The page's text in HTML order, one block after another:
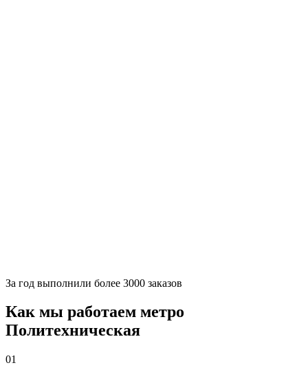
За год выполнили более 3000 заказов
Как мы работаем метро
Политехническая
01